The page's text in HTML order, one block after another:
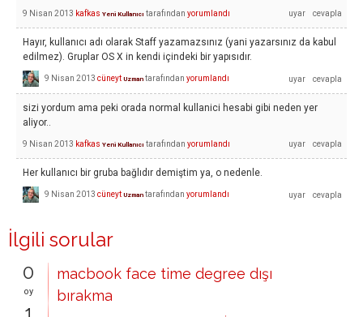
9 Nisan 2013 kafkas Yeni Kullanıcı tarafından yorumlandı
Hayır, kullanıcı adı olarak Staff yazamazsınız (yani yazarsınız da kabul
edilmez). Gruplar OS X in kendi içindeki bir yapısıdır.
9 Nisan 2013 cüneyt Uzman tarafından yorumlandı
sizi yordum ama peki orada normal kullanici hesabi gibi neden yer
aliyor..
9 Nisan 2013 kafkas Yeni Kullanıcı tarafından yorumlandı
Her kullanıcı bir gruba bağlıdır demiştim ya, o nedenle.
9 Nisan 2013 cüneyt Uzman tarafından yorumlandı
İlgili sorular
0
oy
macbook face time degree dışı
bırakma